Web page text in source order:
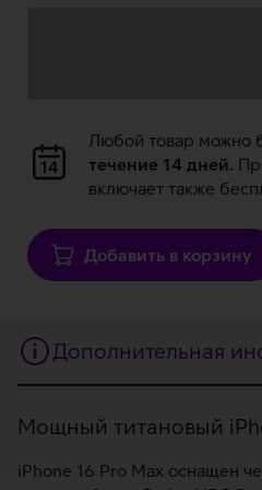
Загрузка
данных
Любой товар можно
течение 14 дней.
включает также
Добавить в корзину
Дополнительная
информация
Mощный титановый
iPhone 16 Pro Max оснащен